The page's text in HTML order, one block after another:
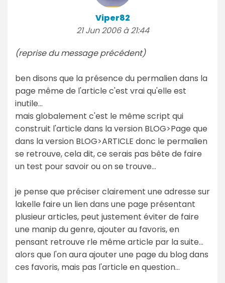
Viper82
21 Jun 2006 à 21:44
(reprise du message précédent)
ben disons que la présence du permalien dans la
page même de l'article c'est vrai qu'elle est
inutile...
mais globalement c'est le même script qui
construit l'article dans la version BLOG>Page que
dans la version BLOG>ARTICLE donc le permalien
se retrouve, cela dit, ce serais pas bête de faire
un test pour savoir ou on se trouve...
je pense que préciser clairement une adresse sur
lakelle faire un lien dans une page présentant
plusieur articles, peut justement éviter de faire
une manip du genre, ajouter au favoris, en
pensant retrouve rle même article par la suite...
alors que l'on aura ajouter une page du blog dans
ces favoris, mais pas l'article en question...